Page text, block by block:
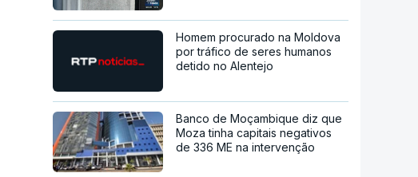
Homem procurado na Moldova
por tráfico de seres humanos
detido no Alentejo
Banco de Moçambique diz que
Moza tinha capitais negativos
de 336 ME na intervenção